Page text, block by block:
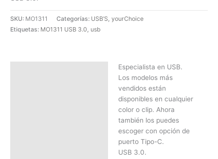
SKU: MO1311 Categorías: USB’S,yourChoice
Etiquetas: MO1311 USB 3.0, usb
Especialista en USB.
Los modelos más
vendidos están
disponibles en cualquier
color o clip. Ahora
también los puedes
escoger con opción de
puerto Tipo-C.
USB 3.0.